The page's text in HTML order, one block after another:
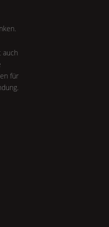
auch
für